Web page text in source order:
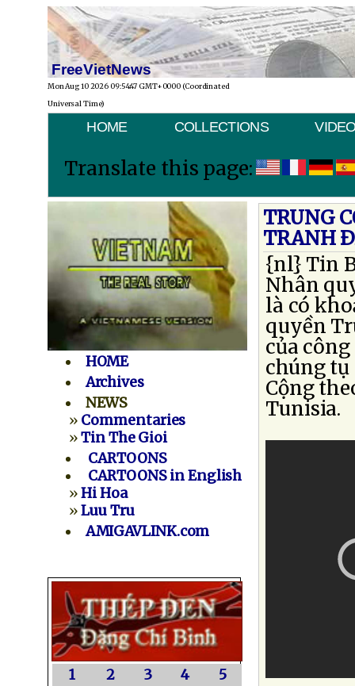
FreeVietNews
Mon Aug 10 2026 09:54:47 GMT+0000 (Coordinated
Universal Time)
HOME COLLECTIONS
Translate this page:
HOME
Archives
NEWS
» Commentaries
»Tin The Gioi
CARTOONS
CARTOONS in English
»Hi Hoa
»Luu Tru
AMIGAVLINK.com
1 2 3 4
5
TRUNG
TRANH
{nl} Tin
Nhân
là có
quyền
của
chúng
Cộng
Tunisia.